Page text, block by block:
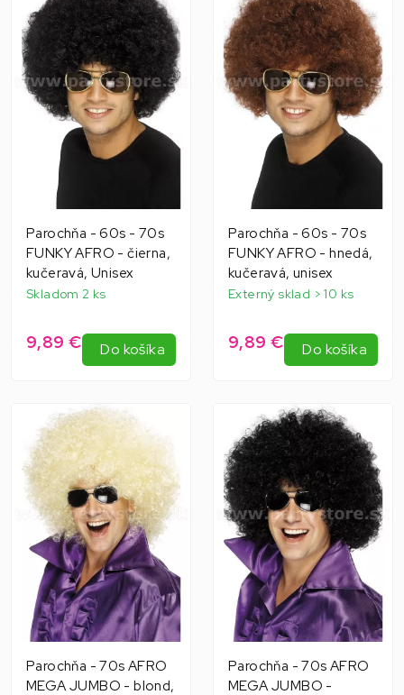
Parochňa - 60s - 70s
FUNKY AFRO - čierna,
kučeravá, Unisex
Skladom 2 ks
9,89 € Do košíka
Parochňa - 60s - 70s
FUNKY AFRO - hnedá,
kučeravá, unisex
Externý sklad > 10 ks
9,89 € Do košíka
Parochňa - 70s AFRO
MEGA JUMBO - blond,
Parochňa - 70s AFRO
MEGA JUMBO -